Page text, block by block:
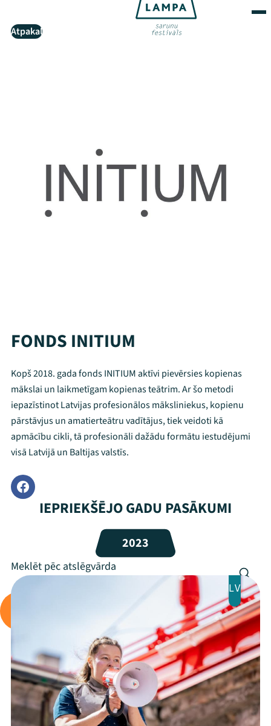
Festivāls
Programma
Viņi bija LAMPĀ 2026
Jaunumi
Ziedo
Veikals
Kontakti
Atpakaļ
FONDS INITIUM
Kopš 2018. gada fonds INITIUM aktīvi pievērsies kopienas
mākslai un laikmetīgam kopienas teātrim. Ar šo metodi
iepazīstinot Latvijas profesionālos māksliniekus, kopienu
pārstāvjus un amatierteātru vadītājus, tiek veidoti kā
apmācību cikli, tā profesionāli dažādu formātu iestudējumi
visā Latvijā un Baltijas valstīs.
IEPRIEKŠĒJO GADU PASĀKUMI
2023
LV